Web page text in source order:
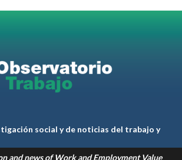
Ver anteriores
social y de noticias del trabajo y
and news of Work and Employment Value